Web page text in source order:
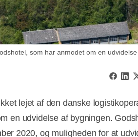
som har anmodet om en udvidelse
lejet af den danske
en udvidelse af bygningen.
2020, og muligheden for at